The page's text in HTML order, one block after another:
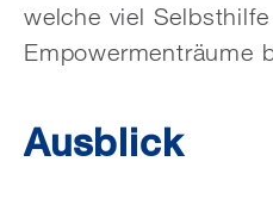
welche viel
Empowermenträume
Ausblick